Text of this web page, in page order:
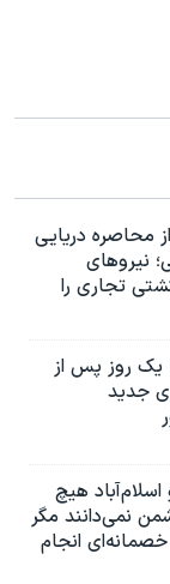
محاصره دریایی
نیروهای
مسیر۵۳ کشتی تجاری را
یک روز پس از
جدید
اسلام‌آباد هیچ
نمی‌دانند مگر
خصمانه‌ای انجام